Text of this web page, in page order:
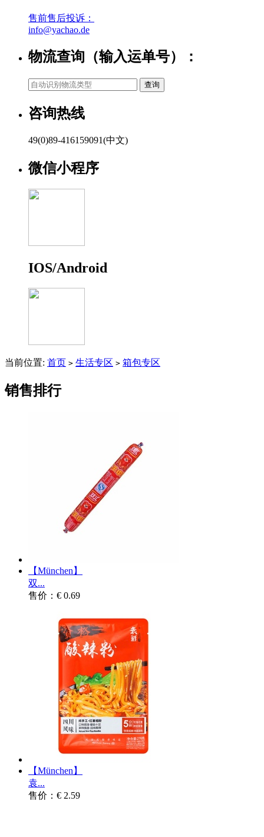
售前售后投诉：
info@yachao.de
物流查询（输入运单号）：
咨询热线
49(0)89-416159091(中文)
微信小程序
IOS/Android
当前位置: 首页 > 生活专区 > 箱包专区
销售排行
【München】
双...
售价：€ 0.69
【München】
袁...
售价：€ 2.59